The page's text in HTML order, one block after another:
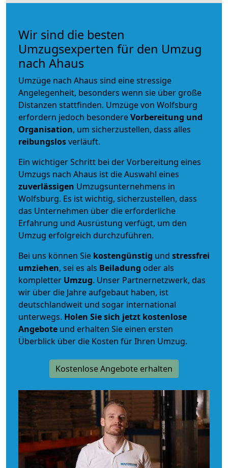
Wir sind die besten
Umzugsexperten für den Umzug
nach Ahaus
Umzüge nach Ahaus sind eine stressige
Angelegenheit, besonders wenn sie über große
Distanzen stattfinden. Umzüge von Wolfsburg
erfordern jedoch besondereVorbereitung und
Organisation, um sicherzustellen, dass alles
reibungslosverläuft.
Ein wichtiger Schritt bei der Vorbereitung eines
Umzugs nach Ahaus ist die Auswahl eines
zuverlässigen Umzugsunternehmens in
Wolfsburg. Es ist wichtig, sicherzustellen, dass
das Unternehmen über die erforderliche
Erfahrung und Ausrüstung verfügt, um den
Umzug erfolgreich durchzuführen.
Bei uns können Sie kostengünstig und stressfrei
umziehen, sei es als Beiladung oder als
kompletter Umzug. Unser Partnernetzwerk, das
wir über die Jahre aufgebaut haben, ist
deutschlandweit und sogar international
unterwegs. Holen Sie sich jetzt kostenlose
Angebote und erhalten Sie einen ersten
Überblick über die Kosten für Ihren Umzug.
Kostenlose Angebote erhalten